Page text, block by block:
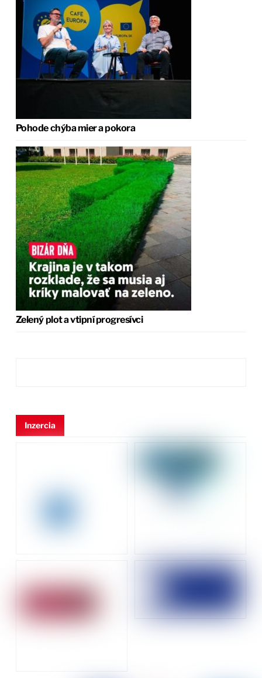
Pohode chýba mier a pokora
Zelený plot a vtipní progresívci
Inzercia